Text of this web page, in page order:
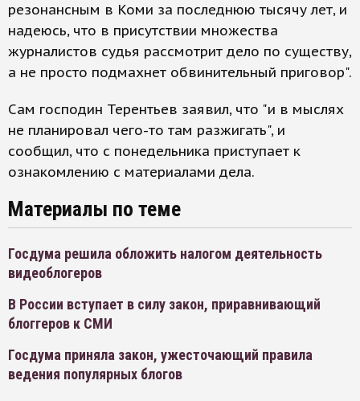
резонансным в Коми за последнюю тысячу лет, и
надеюсь, что в присутствии множества
журналистов судья рассмотрит дело по существу,
а не просто подмахнет обвинительный приговор".
Сам господин Терентьев заявил, что "и в мыслях
не планировал чего-то там разжигать", и
сообщил, что с понедельника приступает к
ознакомлению с материалами дела.
Материалы по теме
Госдума решила обложить налогом деятельность
видеоблогеров
В России вступает в силу закон, приравнивающий
блоггеров к СМИ
Госдума приняла закон, ужесточающий правила
ведения популярных блогов